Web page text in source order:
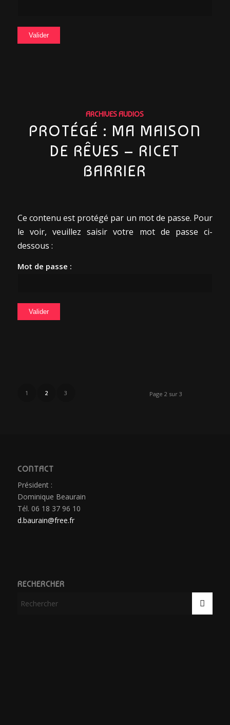
ARCHIVES AUDIOS
PROTÉGÉ : MA MAISON
DE RÊVES – RICET
BARRIER
Ce contenu est protégé par un mot de passe. Pour
le voir, veuillez saisir votre mot de passe ci-
dessous :
Mot de passe :
Page 2 sur 3
1 2 3
CONTACT
Président :
Dominique Beaurain
Tél. 06 18 37 96 10
d.baurain@free.fr
RECHERCHER